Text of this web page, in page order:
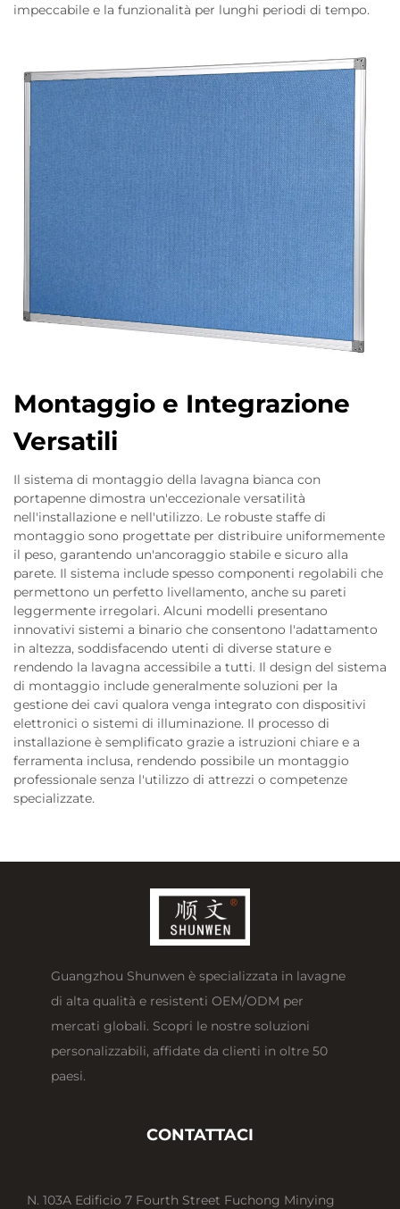
impeccabile e la funzionalità per lunghi periodi di tempo.
Montaggio e Integrazione
Versatili
Il sistema di montaggio della lavagna bianca con
portapenne dimostra un'eccezionale versatilità
nell'installazione e nell'utilizzo. Le robuste staffe di
montaggio sono progettate per distribuire uniformemente
il peso, garantendo un'ancoraggio stabile e sicuro alla
parete. Il sistema include spesso componenti regolabili che
permettono un perfetto livellamento, anche su pareti
leggermente irregolari. Alcuni modelli presentano
innovativi sistemi a binario che consentono l'adattamento
in altezza, soddisfacendo utenti di diverse stature e
rendendo la lavagna accessibile a tutti. Il design del sistema
di montaggio include generalmente soluzioni per la
gestione dei cavi qualora venga integrato con dispositivi
elettronici o sistemi di illuminazione. Il processo di
installazione è semplificato grazie a istruzioni chiare e a
ferramenta inclusa, rendendo possibile un montaggio
professionale senza l'utilizzo di attrezzi o competenze
specializzate.
Guangzhou Shunwen è specializzata in lavagne
di alta qualità e resistenti OEM/ODM per
mercati globali. Scopri le nostre soluzioni
personalizzabili, affidate da clienti in oltre 50
paesi.
CONTATTACI
N. 103A Edificio 7 Fourth Street Fuchong Minying